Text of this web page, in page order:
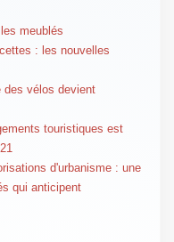
meublés
: les nouvelles
des vélos devient
touristiques est
d'urbanisme : une
qui anticipent